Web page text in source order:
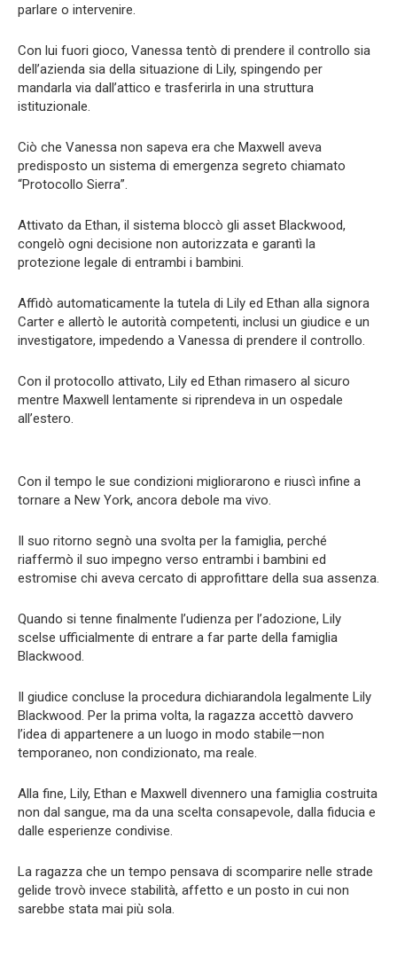
parlare o intervenire.
Con lui fuori gioco, Vanessa tentò di prendere il controllo sia
dell’azienda sia della situazione di Lily, spingendo per
mandarla via dall’attico e trasferirla in una struttura
istituzionale.
Ciò che Vanessa non sapeva era che Maxwell aveva
predisposto un sistema di emergenza segreto chiamato
“Protocollo Sierra”.
Attivato da Ethan, il sistema bloccò gli asset Blackwood,
congelò ogni decisione non autorizzata e garantì la
protezione legale di entrambi i bambini.
Affidò automaticamente la tutela di Lily ed Ethan alla signora
Carter e allertò le autorità competenti, inclusi un giudice e un
investigatore, impedendo a Vanessa di prendere il controllo.
Con il protocollo attivato, Lily ed Ethan rimasero al sicuro
mentre Maxwell lentamente si riprendeva in un ospedale
all’estero.
Con il tempo le sue condizioni migliorarono e riuscì infine a
tornare a New York, ancora debole ma vivo.
Il suo ritorno segnò una svolta per la famiglia, perché
riaffermò il suo impegno verso entrambi i bambini ed
estromise chi aveva cercato di approfittare della sua assenza.
Quando si tenne finalmente l’udienza per l’adozione, Lily
scelse ufficialmente di entrare a far parte della famiglia
Blackwood.
Il giudice concluse la procedura dichiarandola legalmente Lily
Blackwood. Per la prima volta, la ragazza accettò davvero
l’idea di appartenere a un luogo in modo stabile—non
temporaneo, non condizionato, ma reale.
Alla fine, Lily, Ethan e Maxwell divennero una famiglia costruita
non dal sangue, ma da una scelta consapevole, dalla fiducia e
dalle esperienze condivise.
La ragazza che un tempo pensava di scomparire nelle strade
gelide trovò invece stabilità, affetto e un posto in cui non
sarebbe stata mai più sola.